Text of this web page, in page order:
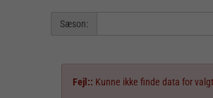
Sæson:
Fejl:: Kunne ikke finde data for